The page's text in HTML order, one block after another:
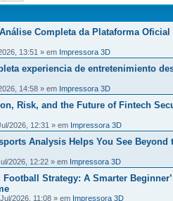
Completa da Plataforma Oficial
13:51 » em Impressora 3D
experiencia de entretenimiento
14:58 » em Impressora 3D
Risk, and the Future of Fintech
2026, 12:31 » em Impressora 3D
Analysis Helps You See Beyond
2026, 12:22 » em Impressora 3D
Football Strategy: A Smarter
2026, 11:08 » em Impressora 3D